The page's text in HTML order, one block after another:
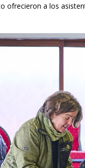
ofrecieron a los